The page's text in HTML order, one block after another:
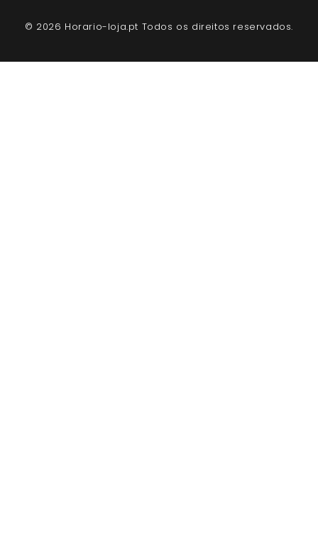
© 2026 Horario-loja.pt Todos os direitos reservados.